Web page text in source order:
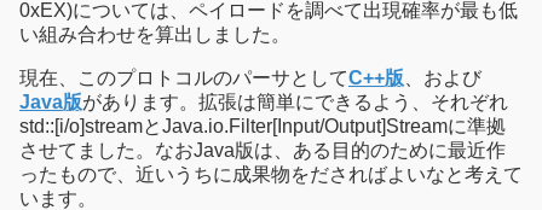
0xEX)については、ペイロードを調べて出現確率が最も低
い組み合わせを算出しました。
現在、このプロトコルのパーサとしてC++版、および
Java版があります。拡張は簡単にできるよう、それぞれ
std::[i/o]streamとJava.io.Filter[Input/Output]Streamに準拠
させてました。なおJava版は、ある目的のために最近作
ったもので、近いうちに成果物をださればよいなと考えて
います。